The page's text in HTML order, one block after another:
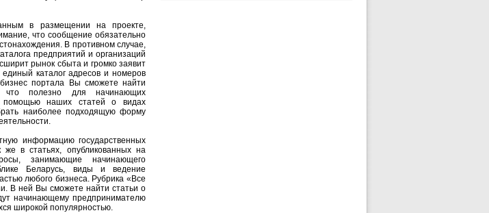
в размещении на проекте,
что сообщение обязательно
В противном случае,
предприятий и организаций
рынок сбыта и громко заявит
каталог адресов и номеров
портала Вы сможете найти
что полезно для начинающих
помощью наших статей о видах
наиболее подходящую форму
информацию государственных
же в статьях, опубликованных на
занимающие начинающего
Беларусь, виды и ведение
любого бизнеса. Рубрика «Все
В ней Вы сможете найти статьи о
начинающему предпринимателю
широкой популярностью.